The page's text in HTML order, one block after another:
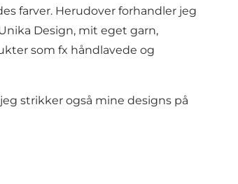
farver. Herudover forhandler jeg
Design, mit eget garn,
som fx håndlavede og
strikker også mine designs på